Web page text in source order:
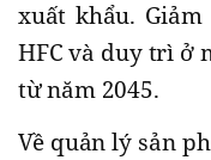
xuất khẩu.
HFC và duy trì ở
từ năm 2045.
Về quản lý sản